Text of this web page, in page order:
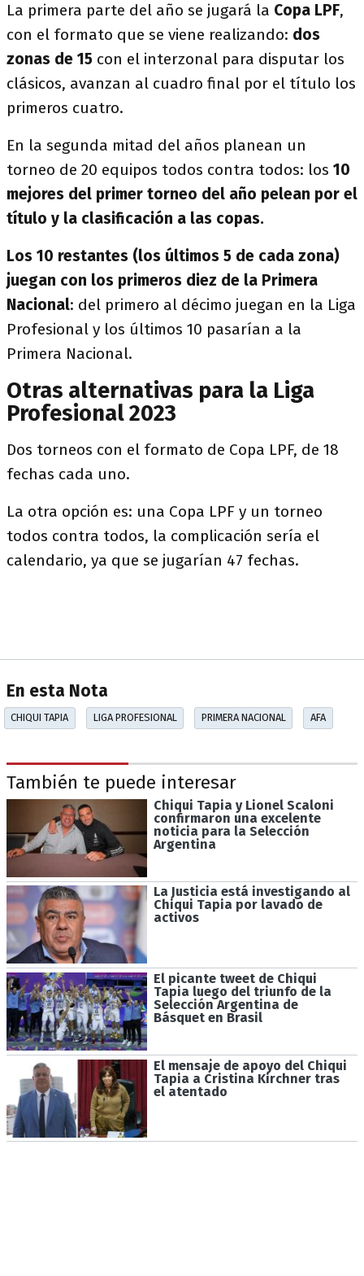
La primera parte del año se jugará la Copa LPF,
con el formato que se viene realizando: dos
zonas de 15 con el interzonal para disputar los
clásicos, avanzan al cuadro final por el título los
primeros cuatro.
En la segunda mitad del años planean un
torneo de 20 equipos todos contra todos: los 10
mejores del primer torneo del año pelean por el
título y la clasificación a las copas.
Los 10 restantes (los últimos 5 de cada zona)
juegan con los primeros diez de la Primera
Nacional: del primero al décimo juegan en la Liga
Profesional y los últimos 10 pasarían a la
Primera Nacional.
Otras alternativas para la Liga
Profesional 2023
Dos torneos con el formato de Copa LPF, de 18
fechas cada uno.
La otra opción es: una Copa LPF y un torneo
todos contra todos, la complicación sería el
calendario, ya que se jugarían 47 fechas.
En esta Nota
CHIQUI TAPIA LIGA PROFESIONAL PRIMERA NACIONAL AFA
También te puede interesar
Chiqui Tapia y Lionel Scaloni
confirmaron una excelente
noticia para la Selección
Argentina
La Justicia está investigando al
Chiqui Tapia por lavado de
activos
El picante tweet de Chiqui
Tapia luego del triunfo de la
Selección Argentina de
Básquet en Brasil
El mensaje de apoyo del Chiqui
Tapia a Cristina Kirchner tras
el atentado